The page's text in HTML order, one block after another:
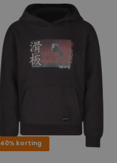
40% korting